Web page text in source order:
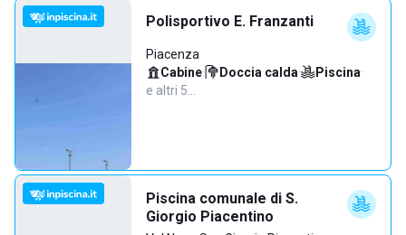
Polisportivo E. Franzanti
Piacenza
Cabine· Doccia calda· Piscina·
e altri 5…
Piscina comunale di S.
Giorgio Piacentino